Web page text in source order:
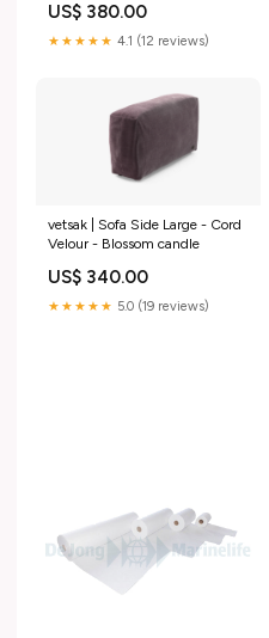
US$ 380.00
★★★★★ 4.1 (12 reviews)
vetsak | Sofa Side Large - Cord
Velour - Blossom candle
US$ 340.00
★★★★★ 5.0 (19 reviews)